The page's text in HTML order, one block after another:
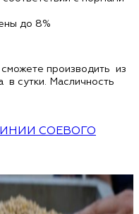
до 8%
производить из
в сутки. Масличность
СОЕВОГО